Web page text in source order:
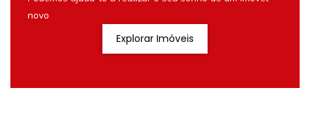
novo
Explorar Imóveis